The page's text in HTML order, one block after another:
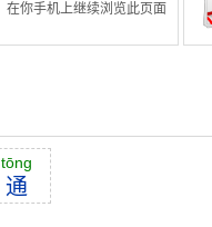
在你手机上继续浏览此页面
tōng
通